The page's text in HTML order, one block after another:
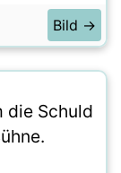
Bild →
die Schuld